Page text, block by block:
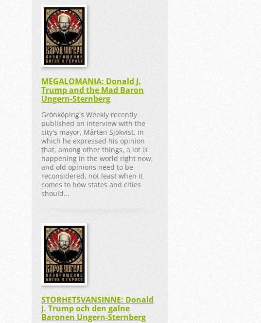
MEGALOMANIA: Donald J.
Trump and the Mad Baron
Ungern-Sternberg
Grönköping's Weekly recently
published an interview with the
city's mayor, Mårten Sjökvist, in
which he expressed his opinion
that, among other things, a lot is
happening in the world right now,
and old opinions need to be
reconsidered, not least when it
comes to how states and cities
should...
STORHETSVANSINNE: Donald
J. Trump och den galne
Baronen Ungern-Sternberg